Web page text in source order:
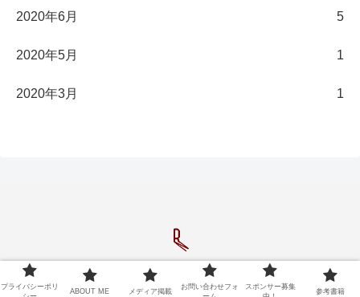
2020年6月 5
2020年5月 1
2020年3月 1
Copyright © 2020-2026 長濱陸のブログ All Rights Reserved.
プライバシーポリ
ABOUT ME メディア掲載
お問い合わせフォ
スポンサー募集
参考書籍